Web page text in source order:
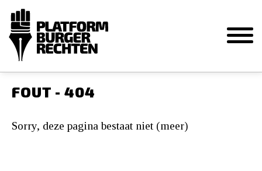
FOUT - 404
Sorry, deze pagina bestaat niet (meer)